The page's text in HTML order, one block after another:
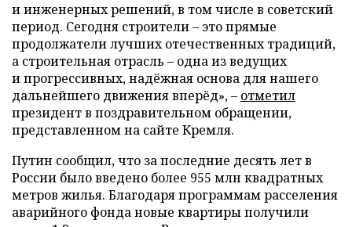
и инженерных решений, в том числе в советский
период. Сегодня строители – это прямые
продолжатели лучших отечественных традиций,
а строительная отрасль – одна из ведущих
и прогрессивных, надёжная основа для нашего
дальнейшего движения вперёд», – отметил
президент в поздравительном обращении,
представленном на сайте Кремля.
Путин сообщил, что за последние десять лет в
России было введено более 955 млн квадратных
метров жилья. Благодаря программам расселения
аварийного фонда новые квартиры получили